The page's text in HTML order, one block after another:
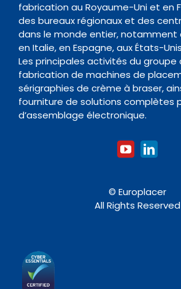
Four de Refusion
Nettoyage
Accessoires
Contact
Organisme de formation
fabrication au Royaume-Uni et en
des bureaux régionaux et des
dans le monde entier, notamment
en Italie, en Espagne, aux États-
Les principales activités du
fabrication de machines de
sérigraphies de crème à braser,
fourniture de solutions complètes
d’assemblage électronique.
© Europlacer
All Rights Reserved